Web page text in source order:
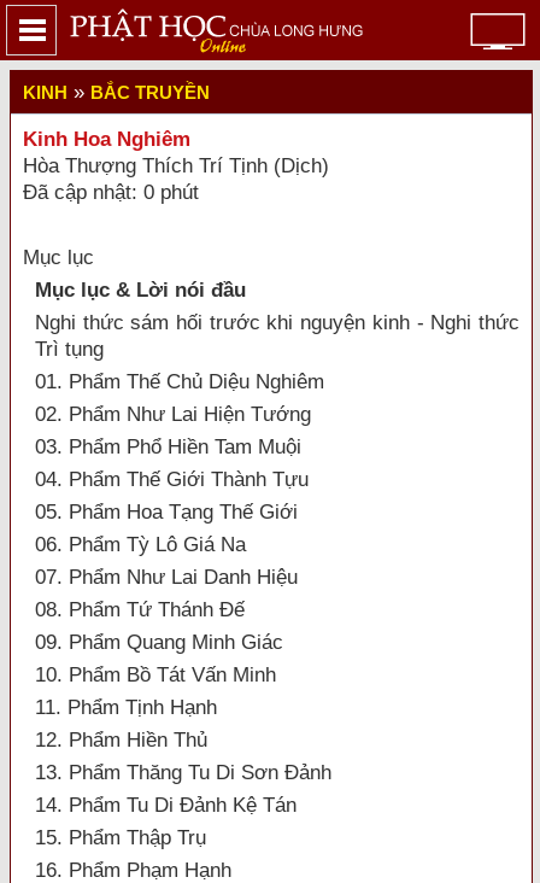
KINH » BẮC TRUYỀN
Kinh Hoa Nghiêm
Hòa Thượng Thích Trí Tịnh (Dịch)
Đã cập nhật: 0 phút
Mục lục
Mục lục & Lời nói đầu
Nghi thức sám hối trước khi nguyện kinh - Nghi thức
Trì tụng
01. Phẩm Thế Chủ Diệu Nghiêm
02. Phẩm Như Lai Hiện Tướng
03. Phẩm Phổ Hiền Tam Muội
04. Phẩm Thế Giới Thành Tựu
05. Phẩm Hoa Tạng Thế Giới
06. Phẩm Tỳ Lô Giá Na
07. Phẩm Như Lai Danh Hiệu
08. Phẩm Tứ Thánh Đế
09. Phẩm Quang Minh Giác
10. Phẩm Bồ Tát Vấn Minh
11. Phẩm Tịnh Hạnh
12. Phẩm Hiền Thủ
13. Phẩm Thăng Tu Di Sơn Đảnh
14. Phẩm Tu Di Đảnh Kệ Tán
15. Phẩm Thập Trụ
16. Phẩm Phạm Hạnh